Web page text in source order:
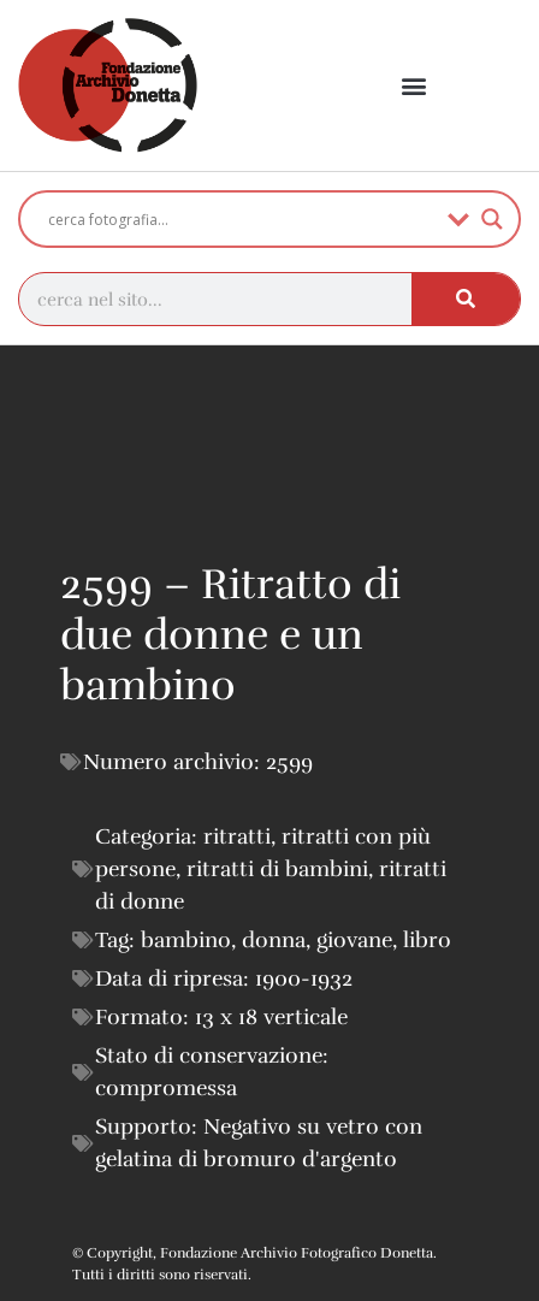
2599 – Ritratto di
due donne e un
bambino
Numero archivio: 2599
Categoria: ritratti, ritratti con più
persone, ritratti di bambini, ritratti
di donne
Tag: bambino, donna, giovane, libro
Data di ripresa: 1900-1932
Formato: 13 x 18 verticale
Stato di conservazione:
compromessa
Supporto: Negativo su vetro con
gelatina di bromuro d'argento
© Copyright, Fondazione Archivio Fotografico Donetta.
Tutti i diritti sono riservati.